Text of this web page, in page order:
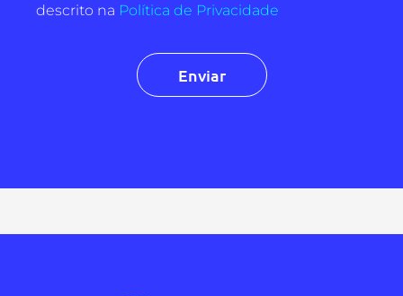
descrito na Política de Privacidade